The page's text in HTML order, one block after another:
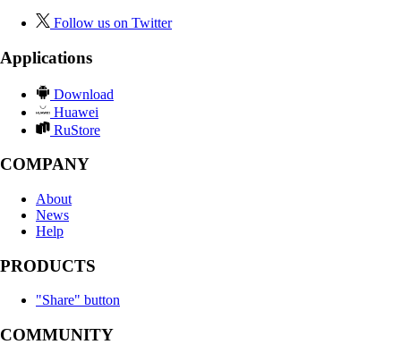
Follow us on Twitter
Applications
Download
Huawei
RuStore
COMPANY
About
News
Help
PRODUCTS
"Share" button
COMMUNITY